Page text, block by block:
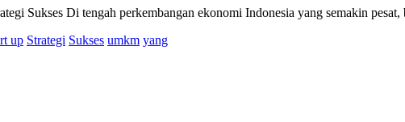
Sukses Di tengah perkembangan ekonomi Indonesia yang semakin
up Strategi Sukses umkm yang